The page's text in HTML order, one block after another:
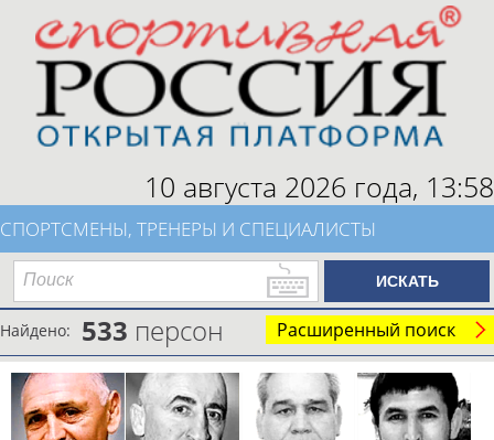
10 августа 2026 года, 13:58
СПОРТСМЕНЫ, ТРЕНЕРЫ И СПЕЦИАЛИСТЫ
Найдено: 533 персон Расширенный поиск